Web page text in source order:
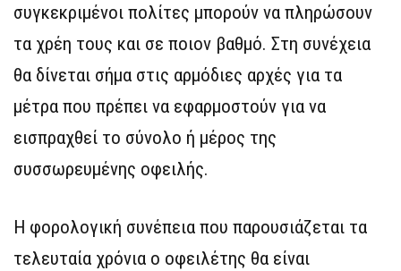
συγκεκριμένοι πολίτες μπορούν να πληρώσουν
τα χρέη τους και σε ποιον βαθμό. Στη συνέχεια
θα δίνεται σήμα στις αρμόδιες αρχές για τα
μέτρα που πρέπει να εφαρμοστούν για να
εισπραχθεί το σύνολο ή μέρος της
συσσωρευμένης οφειλής.
Η φορολογική συνέπεια που παρουσιάζεται τα
τελευταία χρόνια ο οφειλέτης θα είναι